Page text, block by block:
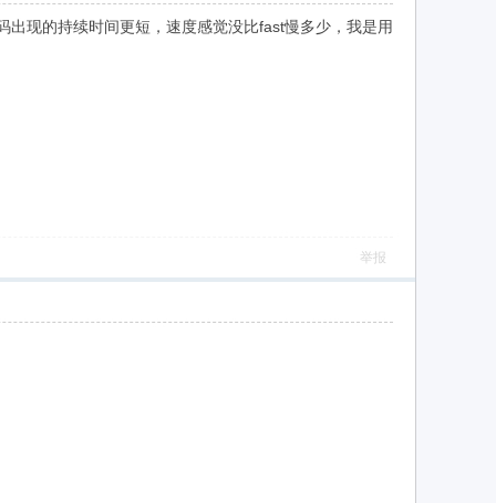
现的持续时间更短，速度感觉没比fast慢多少，我是用
举报